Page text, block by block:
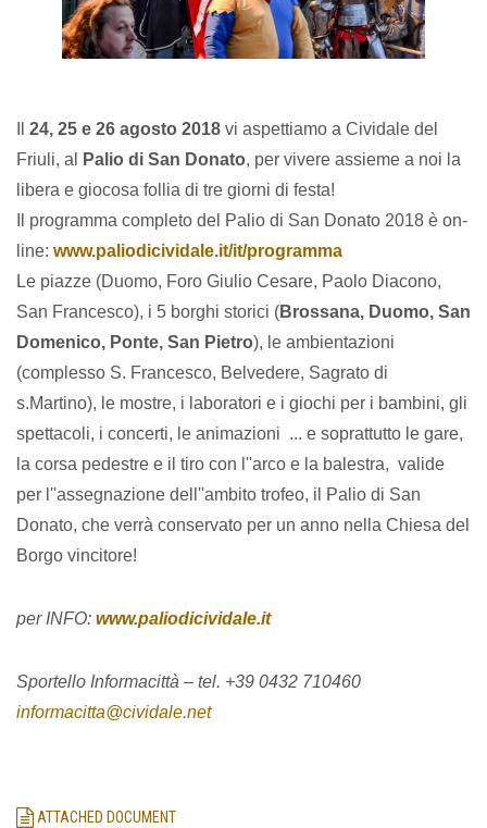
24, 25 e 26 agosto 2018 vi aspettiamo a Cividale del
Friuli, al
Palio di San Donato, per vivere assieme a noi la
libera e giocosa follia di tre giorni di festa!
Il programma completo del Palio di San Donato 2018 è on-
line: www.paliodicividale.it/it/programma
Le piazze (Duomo, Foro Giulio Cesare, Paolo Diacono,
San Francesco), i 5 borghi storici (Brossana, Duomo, San
Domenico, Ponte, San Pietro), le ambientazioni
(complesso S. Francesco, Belvedere, Sagrato di
s.Martino), le mostre, i laboratori e i giochi per i bambini, gli
spettacoli, i concerti, le animazioni ... e soprattutto le gare,
la corsa pedestre e il tiro con l''arco e la balestra, valide
per l''assegnazione dell''ambito trofeo, il Palio di San
Donato, che verrà conservato per un anno nella Chiesa del
Borgo vincitore!
per INFO: www.paliodicividale.it
Sportello Informacittà – tel. +39 0432 710460
informacitta@cividale.net
ATTACHED DOCUMENT